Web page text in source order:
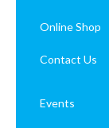
Online Shop
Contact Us
Events